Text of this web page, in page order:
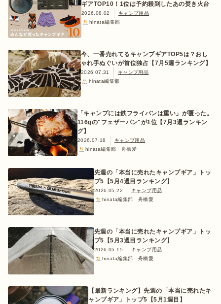
ギアTOP10！1位は予約殺到したあの焚き火台
2026.08.02
キャンプ用品
hinata編集部
今、一番売れてるキャンプギアTOP5は？おし
ゃれ手ぬぐいが首位独占【7月5週ランキング】
2026.07.31
キャンプ用品
hinata編集部
「キャンプには鉄フライパンは重い」が覆った。
116gの"フェザーパン"が1位【7月3週ランキン
グ】
2026.07.18
キャンプ用品
hinata編集部 舟橋愛
先週の「本当に売れたキャンプギア」トッ
プ5【5月4週目ランキング】
2026.05.22
キャンプ用品
hinata編集部 舟橋愛
先週の「本当に売れたキャンプギア」トッ
プ5【5月3週目ランキング】
2026.05.15
キャンプ用品
hinata編集部 舟橋愛
【最新ランキング】先週の「本当に売れたキ
ャンプギア」トップ5【5月1週目】
おすすめ特集
キャンプ用品
キャンプ場
料理
how to
初めての方
ログイン/会員登録